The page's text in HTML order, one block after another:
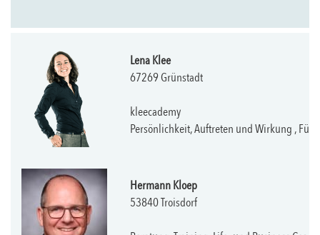
Lena Klee
67269 Grünstadt
kleecademy
Persönlichkeit, Auftreten und Wirkung ,
Hermann Kloep
53840 Troisdorf